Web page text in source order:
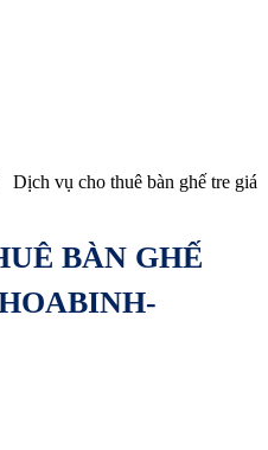
Dịch vụ cho thuê bàn ghế tre giá
BÀN GHẾ